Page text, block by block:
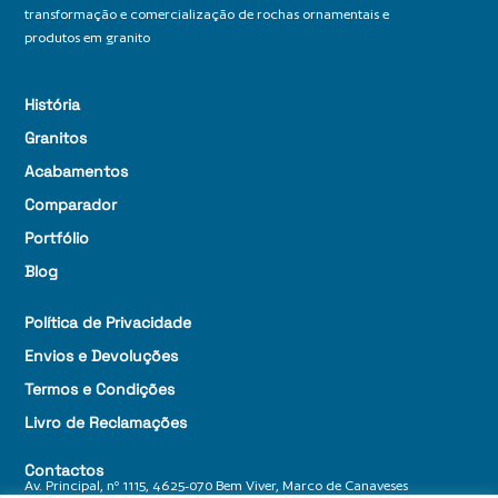
transformação e comercialização de rochas ornamentais e
produtos em granito
História
Granitos
Acabamentos
Comparador
Portfólio
Blog
Política de Privacidade
Envios e Devoluções
Termos e Condições
Livro de Reclamações
Contactos
Av. Principal, nº 1115, 4625-070 Bem Viver, Marco de Canaveses